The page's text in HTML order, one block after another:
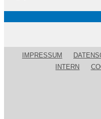
IMPRESSUM
INTERN